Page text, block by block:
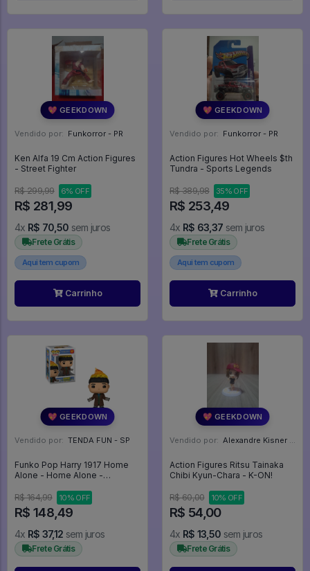
💖 GEEKDOWN
Vendido por: Funkorror - PR
Ken Alfa 19 Cm Action Figures
- Street Fighter
R$ 299,99 6% OFF
R$ 281,99
4x R$ 70,50 sem juros
Frete Grátis
Aqui tem cupom
Carrinho
💖 GEEKDOWN
Vendido por: Funkorror - PR
Action Figures Hot Wheels $th
Tundra - Sports Legends
R$ 389,98 35% OFF
R$ 253,49
4x R$ 63,37 sem juros
Frete Grátis
Aqui tem cupom
Carrinho
💖 GEEKDOWN
Vendido por: TENDA FUN - SP
Funko Pop Harry 1917 Home
Alone - Home Alone -
Funko Pop - #1917 - FUNKO
POP #1917
R$ 164,99 10% OFF
R$ 148,49
4x R$ 37,12 sem juros
Frete Grátis
💖 GEEKDOWN
Vendido por: Alexandre Kisner - PR
Action Figures Ritsu Tainaka
Chibi Kyun-Chara - K-ON!
R$ 60,00 10% OFF
R$ 54,00
4x R$ 13,50 sem juros
Frete Grátis